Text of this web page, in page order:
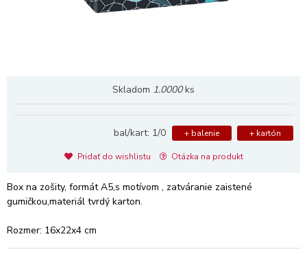
Skladom 1.0000ks
bal/kart: 1/0 + balenie + kartón
Pridať do wishlistu Otázka na produkt
Box na zošity, formát A5,s motívom , zatváranie zaistené
gumičkou,materiál tvrdý karton.
Rozmer: 16x22x4 cm